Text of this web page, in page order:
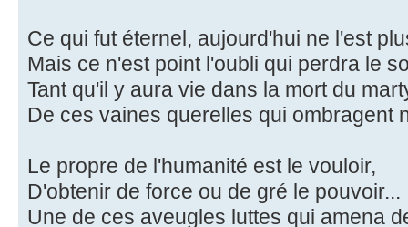
Ce qui fut éternel, aujourd'hui ne l'est
Mais ce n'est point l'oubli qui perdra le
Tant qu'il y aura vie dans la mort du
De ces vaines querelles qui ombragent
Le propre de l'humanité est le vouloir,
D'obtenir de force ou de gré le pouvoir...
Une de ces aveugles luttes qui amena